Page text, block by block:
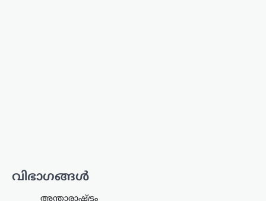
വിഭാഗങ്ങൾസ്കോട്ട്‌ലൻഡിലെ ഗ്ലാസ്‌ഗോയിൽ നടന്ന
2026 കോമൺവെൽത്ത് ഗെയിംസിൽ